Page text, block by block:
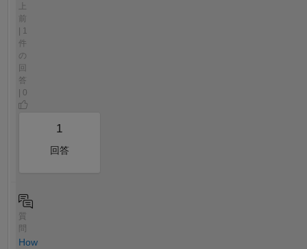
前
| 1
件
の
回
答
| 0
1
回答
質
How